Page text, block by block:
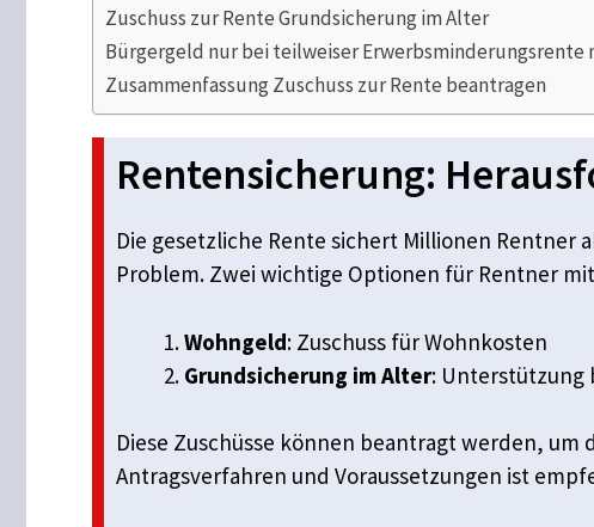
Zuschuss zur Rente Grundsicherung im Alter
Bürgergeld nur bei teilweiser Erwerbsminderungsrente
Zusammenfassung Zuschuss zur Rente beantragen
Rentensicherung:
Die gesetzliche Rente sichert Millionen
Problem. Zwei wichtige Optionen für Rentner
Wohngeld: Zuschuss für Wohnkosten
Grundsicherung im Alter: Unterstützung
Diese Zuschüsse können beantragt werden,
Antragsverfahren und Voraussetzungen ist